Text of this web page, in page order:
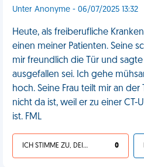
Unter Anonyme - 06/07/2025 13:32
Heute, als freiberufliche
einen meiner Patienten. Seine
mir freundlich die Tür und
ausgefallen sei. Ich gehe
hoch. Seine Frau teilt mir an der
nicht da ist, weil er zu einer
ist. FML
ICH STIMME ZU, DEIN LEBEN IST SCHEISSE 0